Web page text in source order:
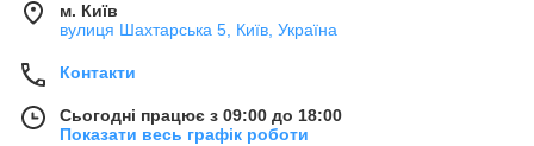
м. Київ
вулиця Шахтарська 5, Київ, Україна
Контакти
Сьогодні працює з 09:00 до 18:00
Показати весь графік роботи